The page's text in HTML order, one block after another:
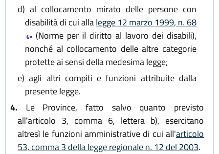
d) al collocamento mirato delle persone con
disabilità di cui allalegge 12 marzo 1999, n. 68
(Norme per il diritto al lavoro dei disabili),
nonché al collocamento delle altre categorie
protette ai sensi della medesima legge;
e) agli altri compiti e funzioni attribuite dalla
presente legge.
4. Le Province, fatto salvo quanto previsto
all'articolo 3, comma 6, lettera b), esercitano
altresì le funzioni amministrative di cui all'articolo
53, comma 3 della legge regionale n. 12 del 2003.